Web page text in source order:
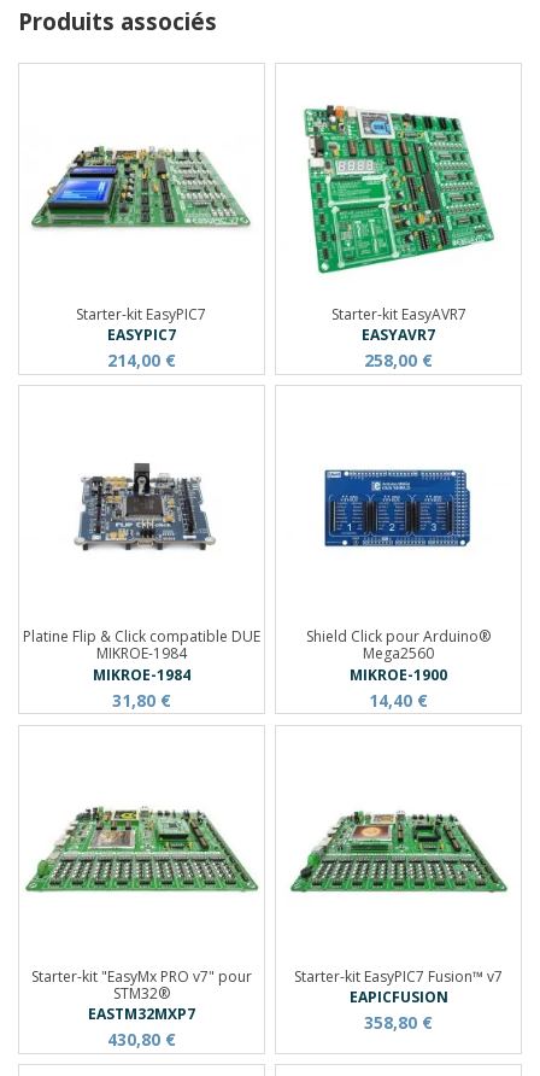
Produits associés
Starter-kit EasyPIC7
EASYPIC7
214,00 €
Starter-kit EasyAVR7
EASYAVR7
258,00 €
Platine Flip & Click compatible DUE
MIKROE-1984
MIKROE-1984
31,80 €
Shield Click pour Arduino®
Mega2560
MIKROE-1900
14,40 €
Starter-kit "EasyMx PRO v7" pour
STM32®
EASTM32MXP7
430,80 €
Starter-kit EasyPIC7 Fusion™ v7
EAPICFUSION
358,80 €